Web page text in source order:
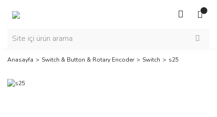
Anasayfa Switch & Button & Rotary Encoder Switch s25